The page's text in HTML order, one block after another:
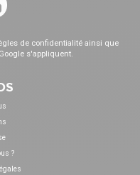
de confidentialitéainsi que
s'appliquent.
?